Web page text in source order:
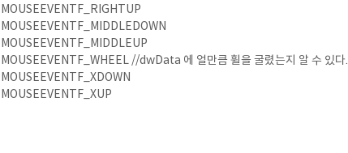
MOUSEEVENTF_RIGHTUP
MOUSEEVENTF_MIDDLEDOWN
MOUSEEVENTF_MIDDLEUP
MOUSEEVENTF_WHEEL //dwData 에 얼만큼 휠을 굴렸는지 알 수 있다.
MOUSEEVENTF_XDOWN
MOUSEEVENTF_XUP